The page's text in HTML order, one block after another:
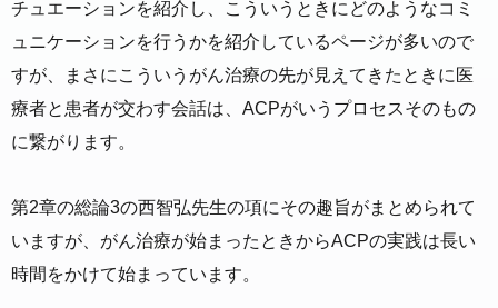
チュエーションを紹介し、こういうときにどのようなコミ
ュニケーションを行うかを紹介しているページが多いので
すが、まさにこういうがん治療の先が見えてきたときに医
療者と患者が交わす会話は、ACPがいうプロセスそのもの
に繋がります。
第2章の総論3の西智弘先生の項にその趣旨がまとめられて
いますが、がん治療が始まったときからACPの実践は長い
時間をかけて始まっています。